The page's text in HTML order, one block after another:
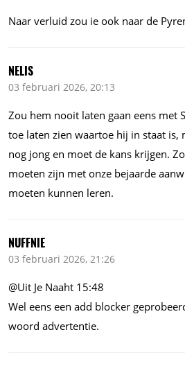
Naar verluid zou ie ook naar de
NELIS
03 februari 2026, 20:13
Zou hem nooit laten gaan eens met
toe laten zien waartoe hij in staat is,
nog jong en moet de kans krijgen.
moeten zijn met onze bejaarde
moeten kunnen leren.
NUFFNIE
03 februari 2026, 21:26
@Uit Je Naaht 15:48
Wel eens een add blocker
woord advertentie.